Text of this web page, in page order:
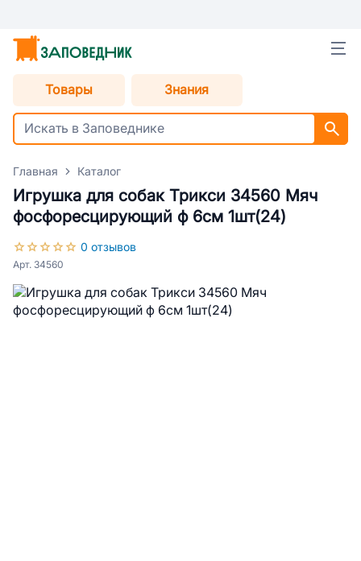
Товары Знания
Главная Каталог
Игрушка для собак Трикси 34560 Мяч
фосфоресцирующий ф 6см 1шт(24)
0 отзывов
Арт. 34560